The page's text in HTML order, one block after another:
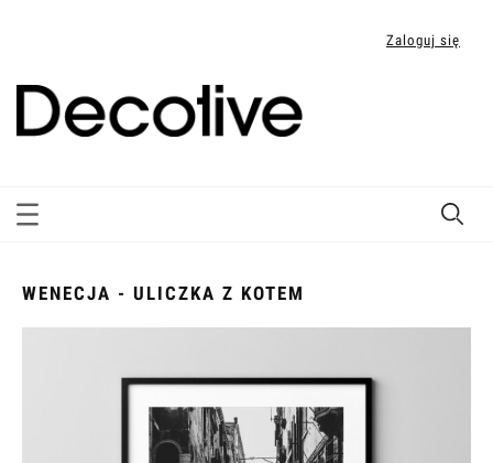
Zaloguj się
WENECJA - ULICZKA Z KOTEM